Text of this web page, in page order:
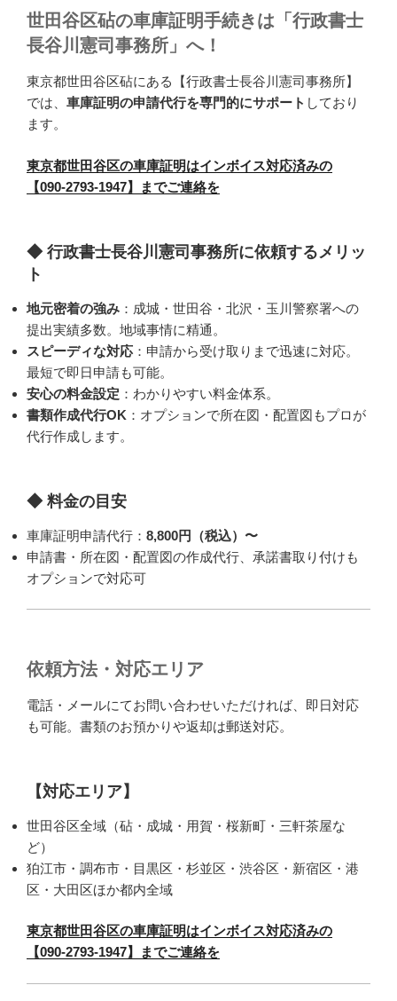
世田谷区砧の車庫証明手続きは「行政書士
長谷川憲司事務所」へ！
東京都世田谷区砧にある【行政書士長谷川憲司事務所】
では、 車庫証明の申請代行を専門的にサポート しており
ます。
東京都世田谷区の車庫証明はインボイス対応済みの
【090-2793-1947】までご連絡を
◆ 行政書士長谷川憲司事務所に依頼するメリッ
ト
地元密着の強み ：成城・世田谷・北沢・玉川警察署への
提出実績多数。地域事情に精通。
スピーディな対応 ：申請から受け取りまで迅速に対応。
最短で即日申請も可能。
安心の料金設定 ：わかりやすい料金体系。
書類作成代行OK ：オプションで所在図・配置図もプロが
代行作成します。
◆ 料金の目安
車庫証明申請代行： 8,800円（税込）〜
申請書・所在図・配置図の作成代行、承諾書取り付けも
オプションで対応可
依頼方法・対応エリア
電話・メールにてお問い合わせいただければ、即日対応
も可能。書類のお預かりや返却は郵送対応。
【対応エリア】
世田谷区全域（砧・成城・用賀・桜新町・三軒茶屋な
ど）
狛江市・調布市・目黒区・杉並区・渋谷区・新宿区・港
区・大田区ほか都内全域
東京都世田谷区の車庫証明はインボイス対応済みの
【090-2793-1947】までご連絡を